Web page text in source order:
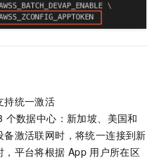
持统一激活
个数据中心：新加坡、美国和
激活联网时，将统一连接到新
，平台将根据 App 用户所在区